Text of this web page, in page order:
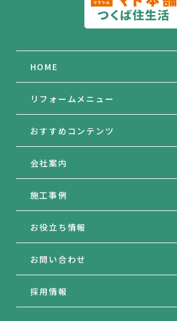
HOME
リフォームメニュー
おすすめコンテンツ
会社案内
施工事例
お役立ち情報
お問い合わせ
採用情報